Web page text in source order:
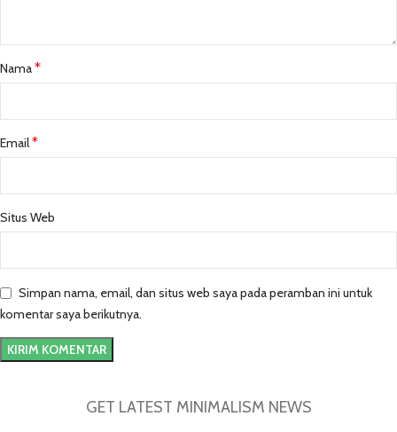
Nama*
Email*
Situs Web
Simpan nama, email, dan situs web saya pada peramban ini untuk
komentar saya berikutnya.
GET LATEST MINIMALISM NEWS